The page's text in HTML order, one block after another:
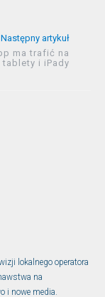
Następny artykuł
ma trafić na
tablety i iPady
lokalnego operatora
na
i nowe media.